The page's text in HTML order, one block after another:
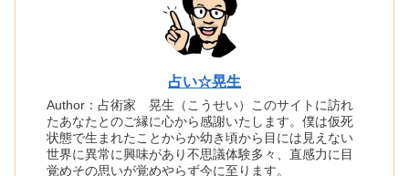
占い☆晃生
Author：占術家 晃生（こうせい）このサイトに訪れ
たあなたとのご縁に心から感謝いたします。僕は仮死
状態で生まれたことからか幼き頃から目には見えない
世界に異常に興味があり不思議体験多々、直感力に目
覚めその思いが覚めやらず今に至ります。